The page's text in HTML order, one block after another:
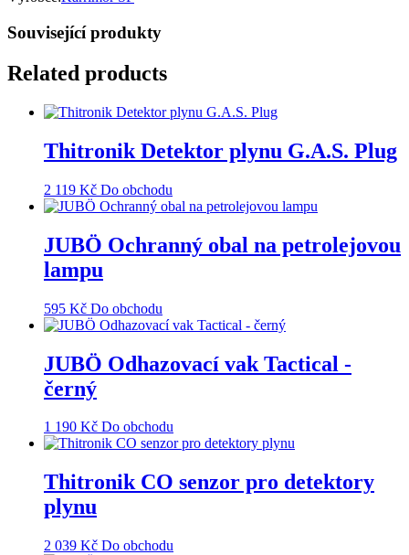
Související produkty
Related products
Thitronik Detektor plynu G.A.S. Plug
2 119 Kč Do obchodu
JUBÖ Ochranný obal na petrolejovou
lampu
595 Kč Do obchodu
JUBÖ Odhazovací vak Tactical -
černý
1 190 Kč Do obchodu
Thitronik CO senzor pro detektory
plynu
2 039 Kč Do obchodu